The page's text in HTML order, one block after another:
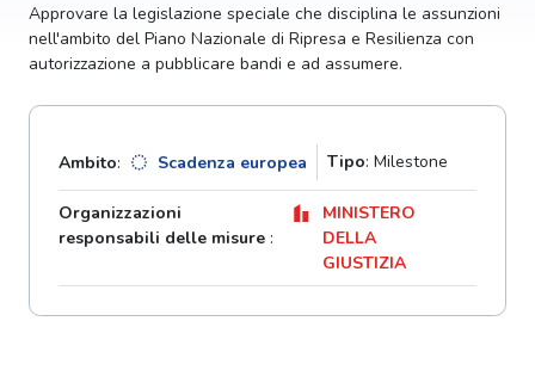
Approvare la legislazione speciale che disciplina le assunzioni
nell'ambito del Piano Nazionale di Ripresa e Resilienza con
autorizzazione a pubblicare bandi e ad assumere.
Ambito: Scadenza europea Tipo: Milestone
Organizzazioni
responsabili delle misure :
MINISTERO
DELLA
GIUSTIZIA